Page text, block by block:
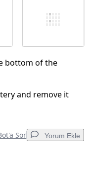
bottom of the
and remove it
Sor Yorum Ekle